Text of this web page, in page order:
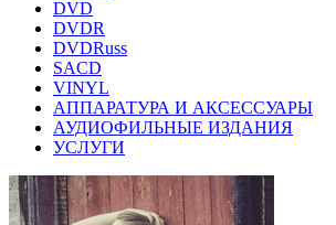
DVD
DVDR
DVDRuss
SACD
VINYL
АППАРАТУРА И АКСЕССУАРЫ
АУДИОФИЛЬНЫЕ ИЗДАНИЯ
УСЛУГИ